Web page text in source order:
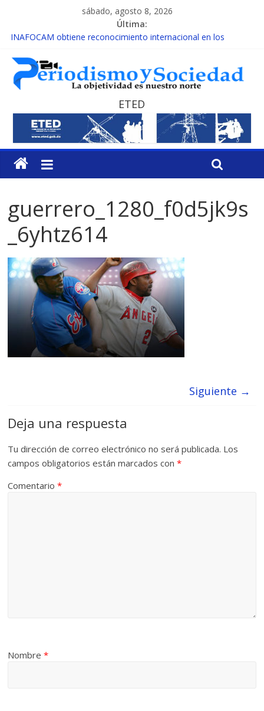
sábado, agosto 8, 2026
Última:
INAFOCAM obtiene reconocimiento internacional en los
15 de febrero de cada año es Día Nacional de la lucha contra el
cáncer infantil
EL ENFOQUE UNILATERAL DE LA COALICIÓN
MESCyT y Universidad Albizu apoyarán rehabilitación de
reclusos
MESCyT presenta calendario de Consulta Nacional por la
Educación
ETED
guerrero_1280_f0d5jk9s
_6yhtz614
Siguiente →
Deja una respuesta
Tu dirección de correo electrónico no será publicada. Los
campos obligatorios están marcados con*
Comentario*
Nombre*